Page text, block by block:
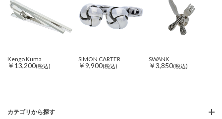
Kengo Kuma
￥13,200(税込)
SIMON CARTER
￥9,900(税込)
SWANK
￥3,850(税込)
カテゴリから探す